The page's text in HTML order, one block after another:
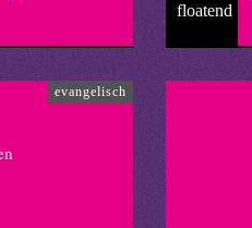
floatend
evangelisch